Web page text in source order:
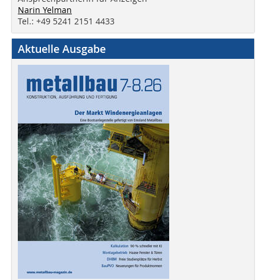
Narin Yelman
Tel.: +49 5241 2151 4433
Aktuelle Ausgabe